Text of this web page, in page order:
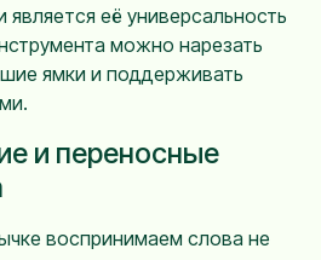
её универсальность
можно нарезать
ямки и поддерживать
и переносные
воспринимаем слова не